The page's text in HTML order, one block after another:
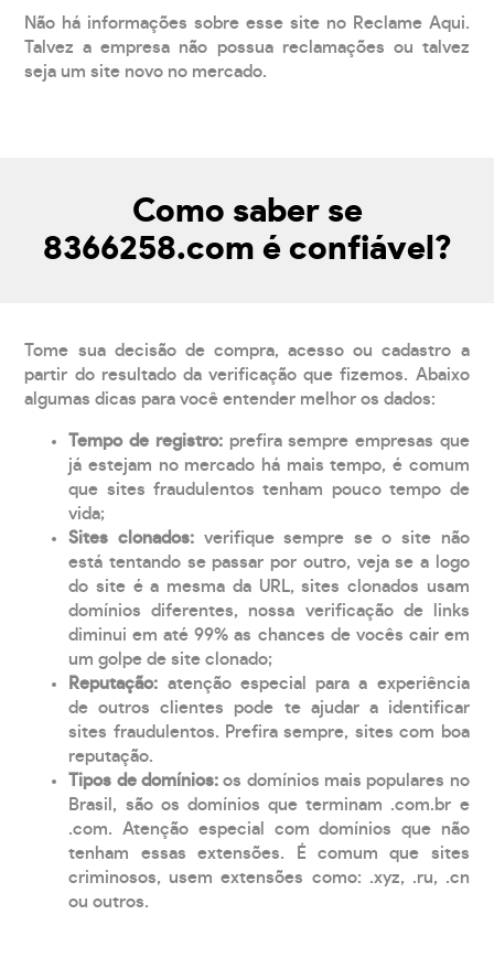
Não há informações sobre esse site no Reclame Aqui.
Talvez a empresa não possua reclamações ou talvez
seja um site novo no mercado.
Como saber se
8366258.com é confiável?
Tome sua decisão de compra, acesso ou cadastro a
partir do resultado da verificação que fizemos. Abaixo
algumas dicas para você entender melhor os dados:
Tempo de registro: prefira sempre empresas que
já estejam no mercado há mais tempo, é comum
que sites fraudulentos tenham pouco tempo de
vida;
Sites clonados: verifique sempre se o site não
está tentando se passar por outro, veja se a logo
do site é a mesma da URL, sites clonados usam
domínios diferentes, nossa verificação de links
diminui em até 99% as chances de vocês cair em
um golpe de site clonado;
Reputação: atenção especial para a experiência
de outros clientes pode te ajudar a identificar
sites fraudulentos. Prefira sempre, sites com boa
reputação.
Tipos de domínios:os domínios mais populares no
Brasil, são os domínios que terminam .com.br e
.com. Atenção especial com domínios que não
tenham essas extensões. É comum que sites
criminosos, usem extensões como: .xyz, .ru, .cn
ou outros.